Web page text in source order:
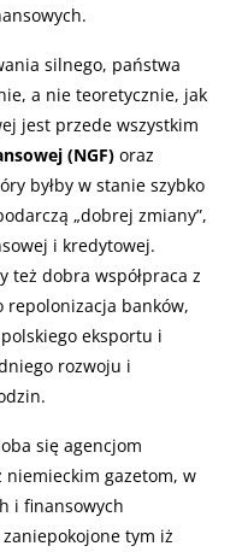
silnego, państwa
a nie teoretycznie, jak
jest przede wszystkim
(NGF) oraz
byłby w stanie szybko
„dobrej zmiany”,
i kredytowej.
też dobra współpraca z
repolonizacja banków,
eksportu i
rozwoju i
się agencjom
niemieckim gazetom, w
i finansowych
tym iż